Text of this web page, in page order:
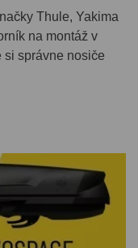
Thule, Yakima
na montáž v
si správne nosiče